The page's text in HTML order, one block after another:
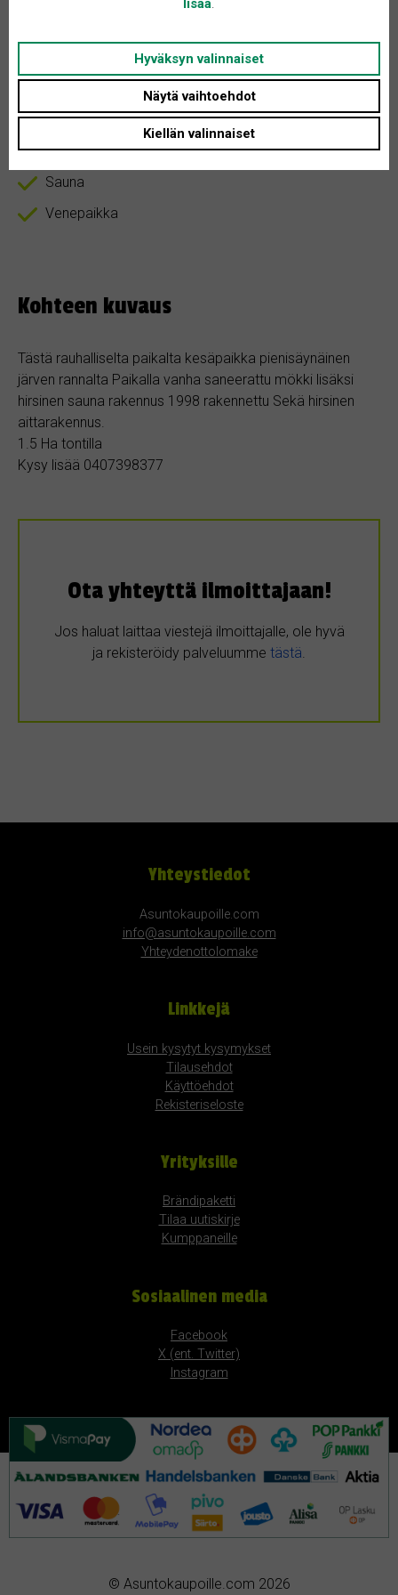
Huoneita + K: 2
Oma ranta
Palju
Sauna
Venepaikka
Kohteen kuvaus
Tästä rauhalliselta paikalta kesäpaikka pienisäynäinen
järven rannalta Paikalla vanha saneerattu mökki lisäksi
hirsinen sauna rakennus 1998 rakennettu Sekä hirsinen
aittarakennus.
1.5 Ha tontilla
Kysy lisää 0407398377
Ota yhteyttä ilmoittajaan!
Jos haluat laittaa viestejä ilmoittajalle, ole hyvä
ja rekisteröidy palveluumme tästä.
Yhteystiedot
Asuntokaupoille.com
info@asuntokaupoille.com
Yhteydenottolomake
Linkkejä
Usein kysytyt kysymykset
Tilausehdot
Käyttöehdot
Rekisteriseloste
Yrityksille
Brändipaketti
Tilaa uutiskirje
Kumppaneille
Sosiaalinen media
Facebook
X (ent. Twitter)
Instagram
© Asuntokaupoille.com 2026
Hyväksyn valinnaiset
Näytä vaihtoehdot
Kiellän valinnaiset